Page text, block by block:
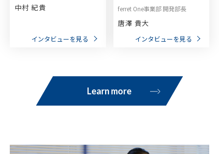
中村 紀貴
インタビューを見る
ferret One事業部 開発部長
唐澤 貴大
インタビューを見る
Learn more